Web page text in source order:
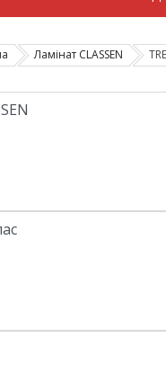
Ламiнат CLASSEN